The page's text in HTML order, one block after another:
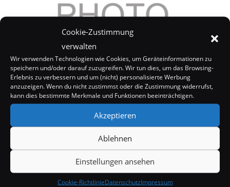
Cookie-Zustimmung
verwalten
Wir verwenden Technologien wie Cookies, um Geräteinformationen zu
speichern und/oder darauf zuzugreifen. Wir tun dies, um das Browsing-
Erlebnis zu verbessern und um (nicht) personalisierte Werbung
anzuzeigen. Wenn du nicht zustimmst oder die Zustimmung widerrufst,
kann dies bestimmte Merkmale und Funktionen beeinträchtigen.
Akzeptieren
Ablehnen
Einstellungen ansehen
Cookie-RichtlinieDatenschutzImpressum
Avril Lavigne: Neue Nase?